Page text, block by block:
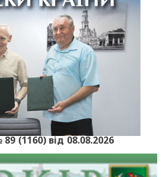
(1160) від 08.08.2026